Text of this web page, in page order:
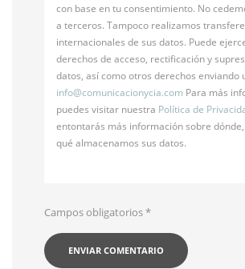
con base en tu consentimiento. No
a terceros. Tampoco realizamos
internacionales de sus datos. Puede
derechos de acceso, rectificación y
datos, así como otros derechos enviando
info@comunicacionycia.com Para más
puedes visitar nuestra Política de
entontarás más información sobre
qué almacenamos sus datos.
Campos obligatorios*